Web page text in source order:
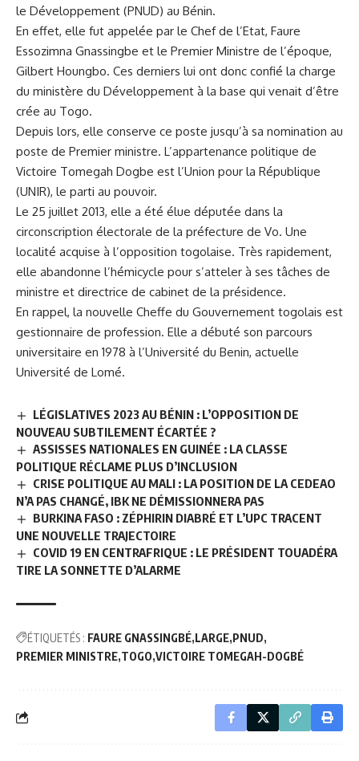
le Développement (PNUD) au Bénin.
En effet, elle fut appelée par le Chef de l’Etat, Faure
Essozimna Gnassingbe et le Premier Ministre de l’époque,
Gilbert Houngbo. Ces derniers lui ont donc confié la charge
du ministère du Développement à la base qui venait d’être
crée au Togo.
Depuis lors, elle conserve ce poste jusqu’à sa nomination au
poste de Premier ministre. L’appartenance politique de
Victoire Tomegah Dogbe est l’Union pour la République
(UNIR), le parti au pouvoir.
Le 25 juillet 2013, elle a été élue députée dans la
circonscription électorale de la préfecture de Vo. Une
localité acquise à l’opposition togolaise. Très rapidement,
elle abandonne l’hémicycle pour s’atteler à ses tâches de
ministre et directrice de cabinet de la présidence.
En rappel, la nouvelle Cheffe du Gouvernement togolais est
gestionnaire de profession. Elle a débuté son parcours
universitaire en 1978 à l’Université du Benin, actuelle
Université de Lomé.
LÉGISLATIVES 2023 AU BÉNIN : L’OPPOSITION DE
NOUVEAU SUBTILEMENT ÉCARTÉE ?
ASSISSES NATIONALES EN GUINÉE : LA CLASSE
POLITIQUE RÉCLAME PLUS D’INCLUSION
CRISE POLITIQUE AU MALI : LA POSITION DE LA CEDEAO
N’A PAS CHANGÉ, IBK NE DÉMISSIONNERA PAS
BURKINA FASO : ZÉPHIRIN DIABRÉ ET L’UPC TRACENT
UNE NOUVELLE TRAJECTOIRE
COVID 19 EN CENTRAFRIQUE : LE PRÉSIDENT TOUADÉRA
TIRE LA SONNETTE D’ALARME
ÉTIQUETÉS : FAURE GNASSINGBÉ LARGE PNUD
PREMIER MINISTRE TOGO VICTOIRE TOMEGAH-DOGBÉ